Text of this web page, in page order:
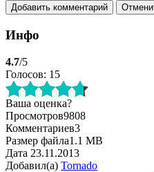
Инфо
4.7/5
Голосов: 15
Ваша оценка?
Просмотров9808
Комментариев3
Размер файла1.1 MB
Дата 23.11.2013
Добавил(а) Tornado